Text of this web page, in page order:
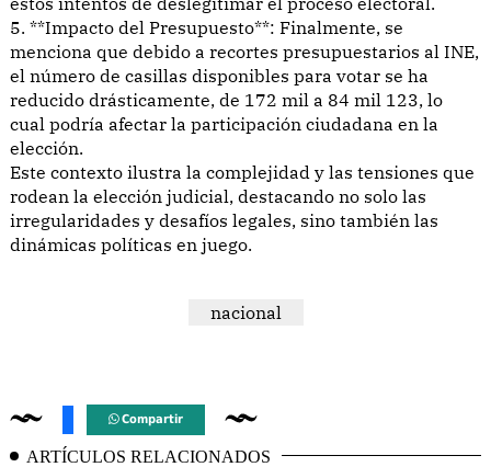
5. **Impacto del Presupuesto**: Finalmente, se
menciona que debido a recortes presupuestarios al INE,
el número de casillas disponibles para votar se ha
reducido drásticamente, de 172 mil a 84 mil 123, lo
cual podría afectar la participación ciudadana en la
elección.
Este contexto ilustra la complejidad y las tensiones que
rodean la elección judicial, destacando no solo las
irregularidades y desafíos legales, sino también las
dinámicas políticas en juego.
nacional
Compartir
ARTÍCULOS RELACIONADOS